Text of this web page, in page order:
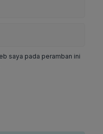
saya pada peramban ini